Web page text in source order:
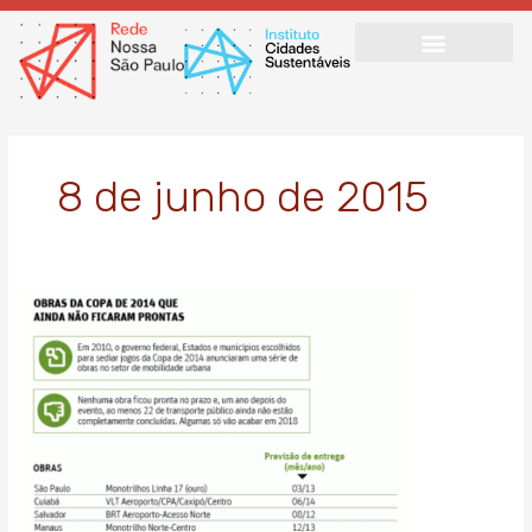
Ir
para
conteúdo
8 de junho de 2015
Um
ano
após
a
Copa
do
35
obras